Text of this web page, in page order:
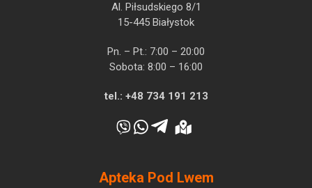
Al. Piłsudskiego 8/1
15-445 Białystok
Pn. – Pt.: 7:00 – 20:00
Sobota: 8:00 – 16:00
tel.: +48 734 191 213
Apteka Pod Lwem